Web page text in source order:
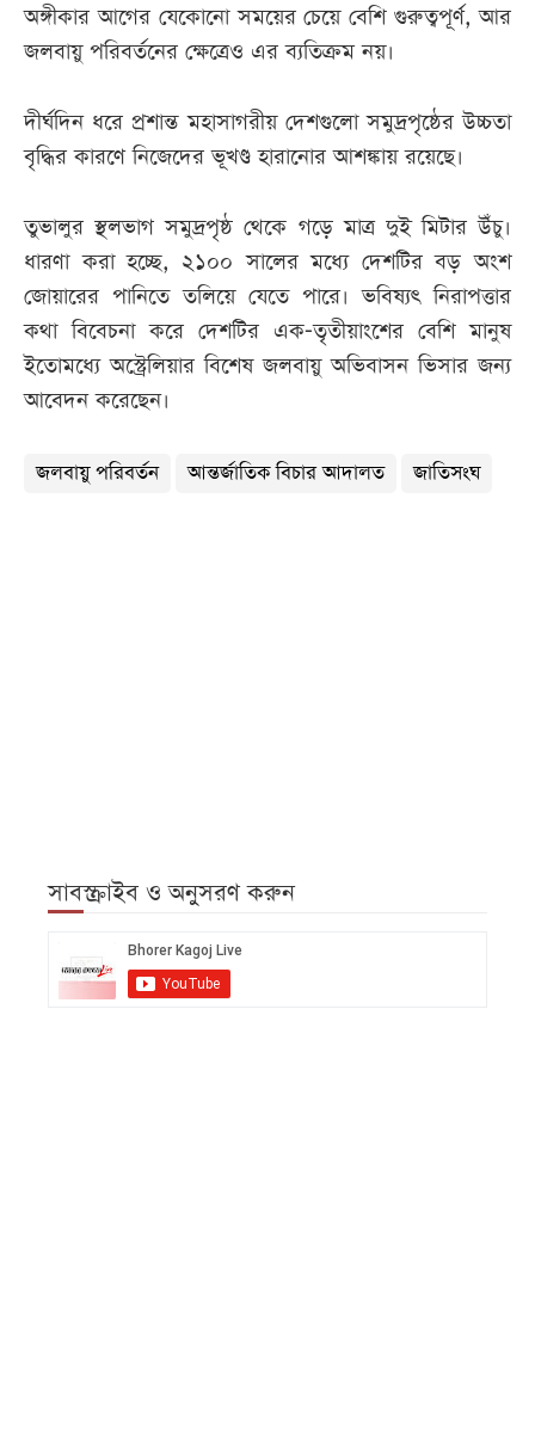
অঙ্গীকার আগের যেকোনো সময়ের চেয়ে বেশি গুরুত্বপূর্ণ, আর
জলবায়ু পরিবর্তনের ক্ষেত্রেও এর ব্যতিক্রম নয়।
দীর্ঘদিন ধরে প্রশান্ত মহাসাগরীয় দেশগুলো সমুদ্রপৃষ্ঠের উচ্চতা
বৃদ্ধির কারণে নিজেদের ভূখণ্ড হারানোর আশঙ্কায় রয়েছে।
তুভালুর স্থলভাগ সমুদ্রপৃষ্ঠ থেকে গড়ে মাত্র দুই মিটার উঁচু।
ধারণা করা হচ্ছে, ২১০০ সালের মধ্যে দেশটির বড় অংশ
জোয়ারের পানিতে তলিয়ে যেতে পারে। ভবিষ্যৎ নিরাপত্তার
কথা বিবেচনা করে দেশটির এক-তৃতীয়াংশের বেশি মানুষ
ইতোমধ্যে অস্ট্রেলিয়ার বিশেষ জলবায়ু অভিবাসন ভিসার জন্য
আবেদন করেছেন।
জলবায়ু পরিবর্তন আন্তর্জাতিক বিচার আদালত জাতিসংঘ
সাবস্ক্রাইব ও অনুসরণ করুন